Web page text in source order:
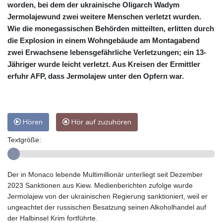
worden, bei dem der ukrainische Oligarch Wadym
Jermolajewund zwei weitere Menschen verletzt wurden.
Wie die monegassischen Behörden mitteilten, erlitten durch
die Explosion in einem Wohngebäude am Montagabend
zwei Erwachsene lebensgefährliche Verletzungen; ein 13-
Jähriger wurde leicht verletzt. Aus Kreisen der Ermittler
erfuhr AFP, dass Jermolajew unter den Opfern war.
Hören Hör auf zuzuhören
Textgröße:
Der in Monaco lebende Multimillionär unterliegt seit Dezember
2023 Sanktionen aus Kiew. Medienberichten zufolge wurde
Jermolajew von der ukrainischen Regierung sanktioniert, weil er
ungeachtet der russischen Besatzung seinen Alkoholhandel auf
der Halbinsel Krim fortführte.